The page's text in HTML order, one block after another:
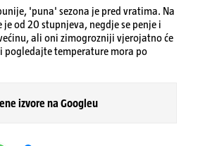
'puna' sezona je pred vratima. Na
od 20 stupnjeva, negdje se penje i
ali oni zimogrozniji vjerojatno će
pogledajte temperature mora po
izvore na Googleu